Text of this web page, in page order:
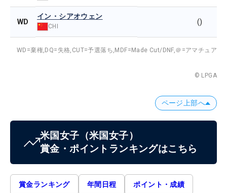
WD
イン・シアオウェン
CHI
()
WD=棄権, DQ=失格, CUT=予選落ち, MDF=Made Cut/DNF,＠=アマチュア
© LPGA
ページ上部へ
米国女子 （米国女子）
賞金・ポイントランキングはこちら
賞金ランキング 年間日程 ポイント・成績